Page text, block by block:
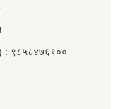
: ९८५८४७६९००